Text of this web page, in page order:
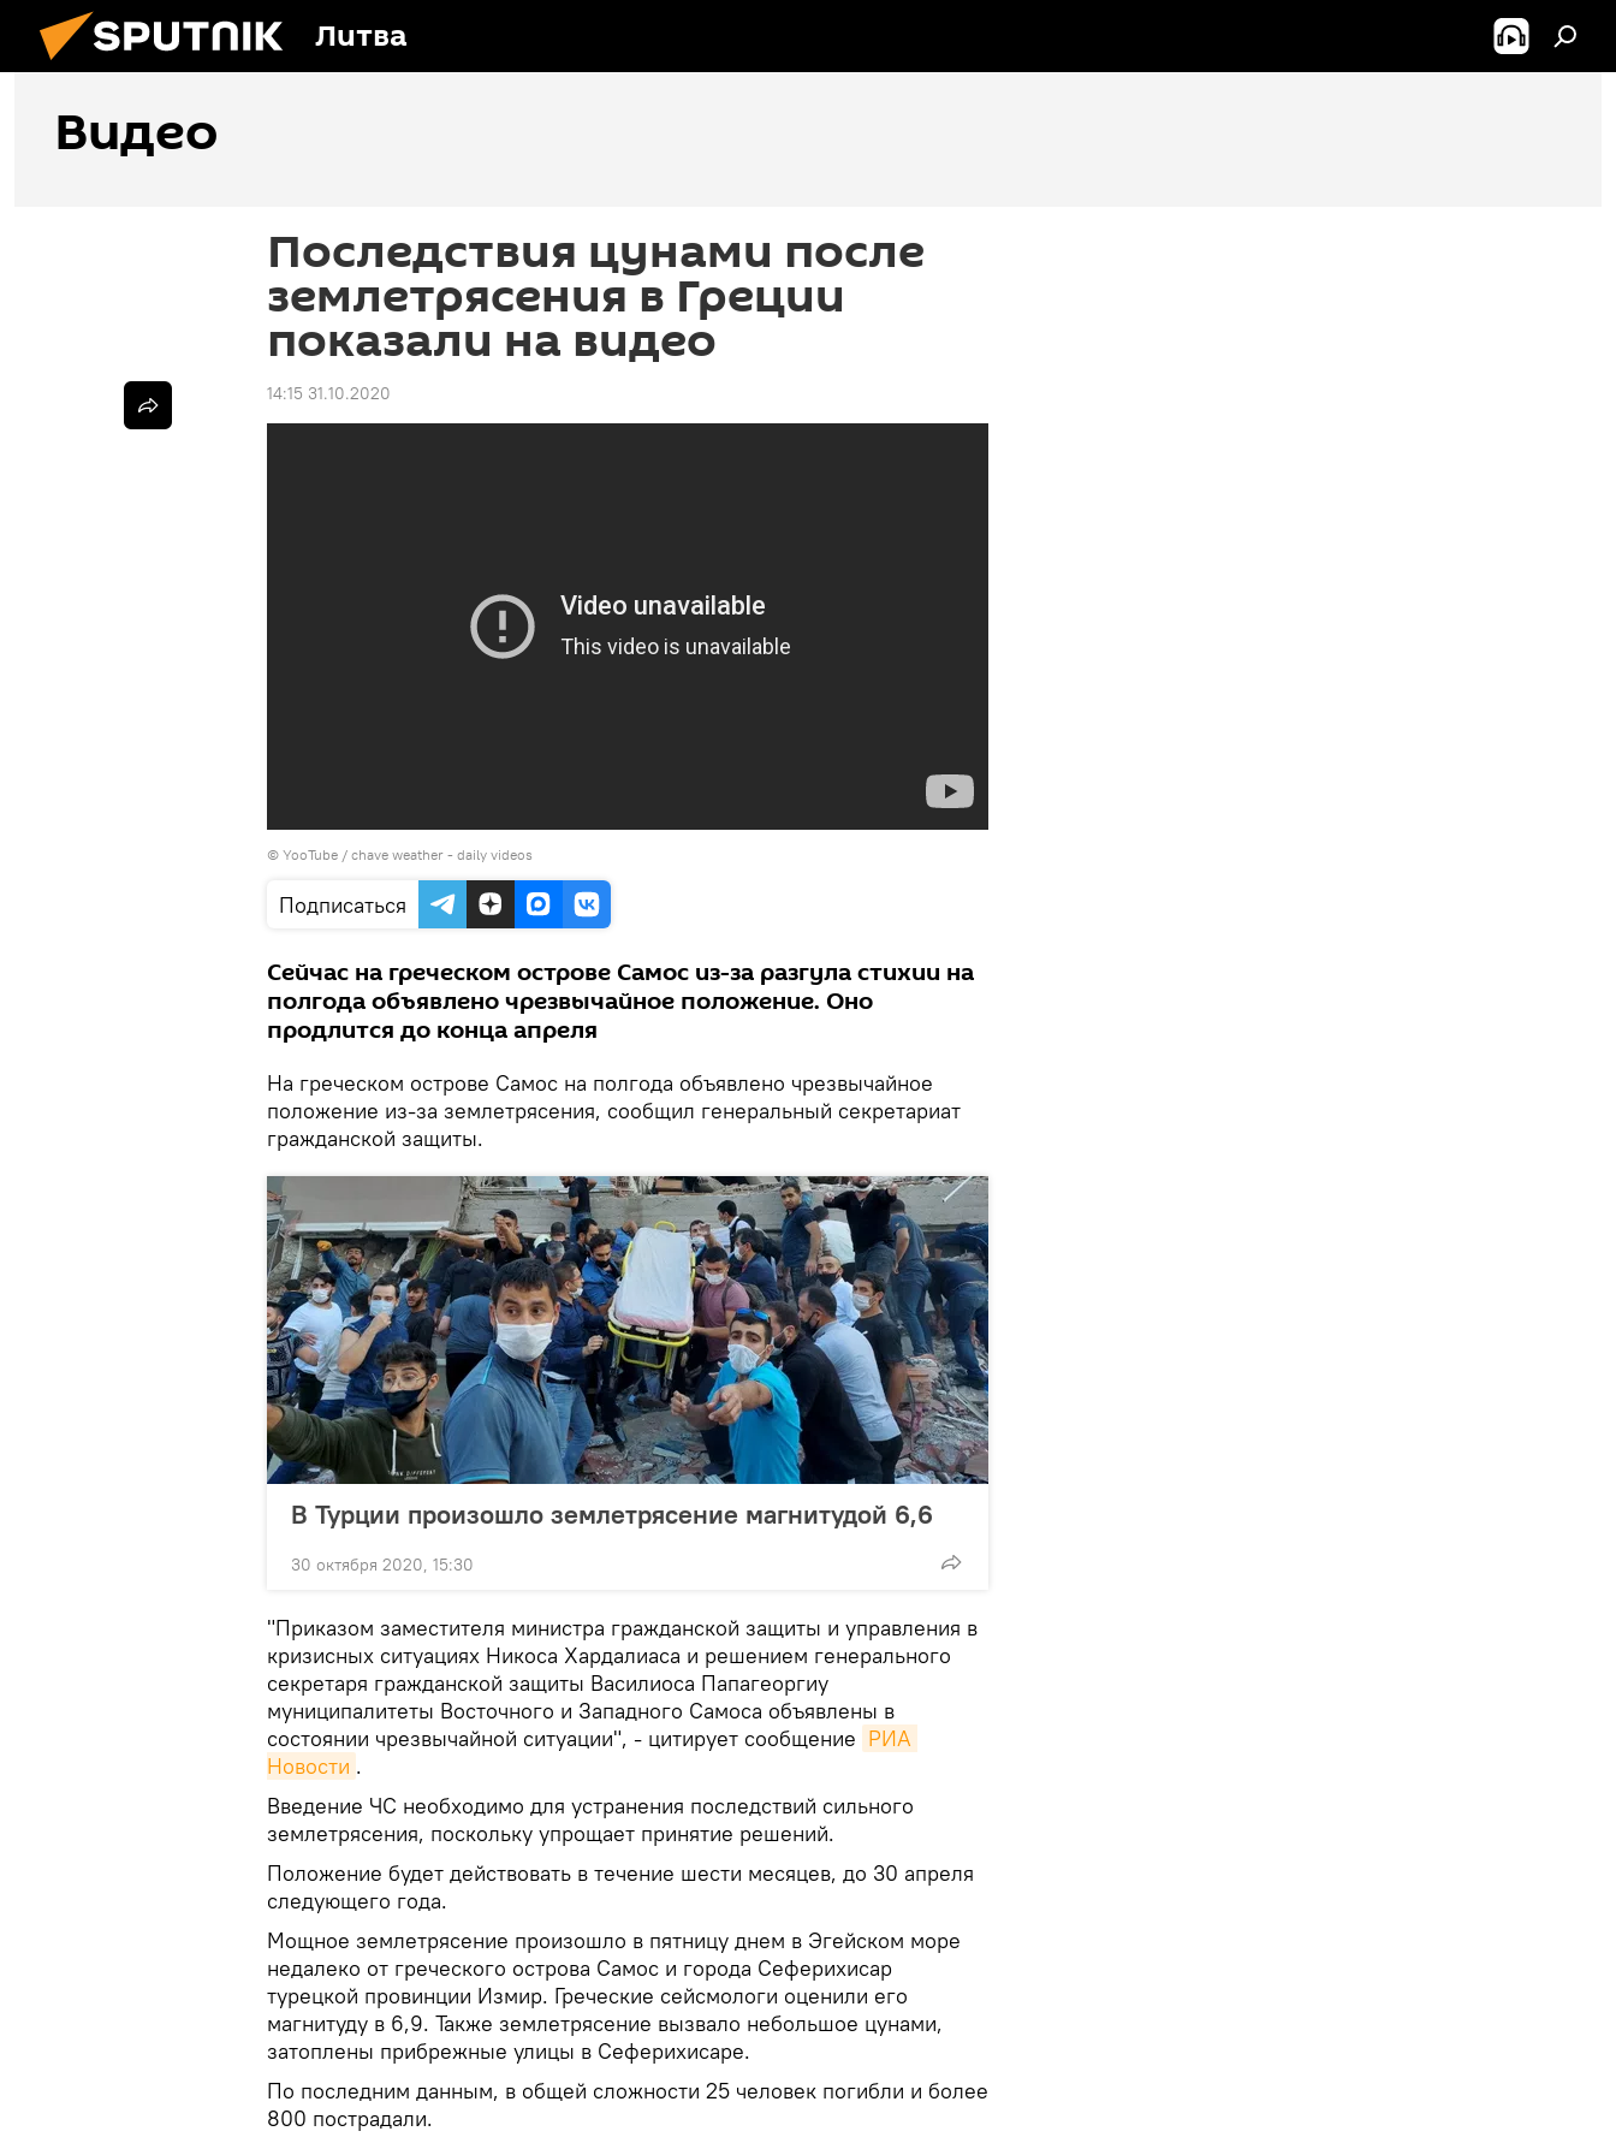
Литва
Видео
Последствия цунами после
землетрясения в Греции
показали на видео
14:15 31.10.2020
© YooTube / chave weather - daily videos
Подписаться
Сейчас на греческом острове Самос из-за разгула стихии на
полгода объявлено чрезвычайное положение. Оно
продлится до конца апреля
На греческом острове Самос на полгода объявлено чрезвычайное
положение из-за землетрясения, сообщил генеральный секретариат
гражданской защиты.
В Турции произошло землетрясение магнитудой 6,6
30 октября 2020, 15:30
"Приказом заместителя министра гражданской защиты и управления в
кризисных ситуациях Никоса Хардалиаса и решением генерального
секретаря гражданской защиты Василиоса Папагеоргиу
муниципалитеты Восточного и Западного Самоса объявлены в
состоянии чрезвычайной ситуации", - цитирует сообщение РИА
Новости .
Введение ЧС необходимо для устранения последствий сильного
землетрясения, поскольку упрощает принятие решений.
Положение будет действовать в течение шести месяцев, до 30 апреля
следующего года.
Мощное землетрясение произошло в пятницу днем в Эгейском море
недалеко от греческого острова Самос и города Сеферихисар
турецкой провинции Измир. Греческие сейсмологи оценили его
магнитуду в 6,9. Также землетрясение вызвало небольшое цунами,
затоплены прибрежные улицы в Сеферихисаре.
По последним данным, в общей сложности 25 человек погибли и более
800 пострадали.